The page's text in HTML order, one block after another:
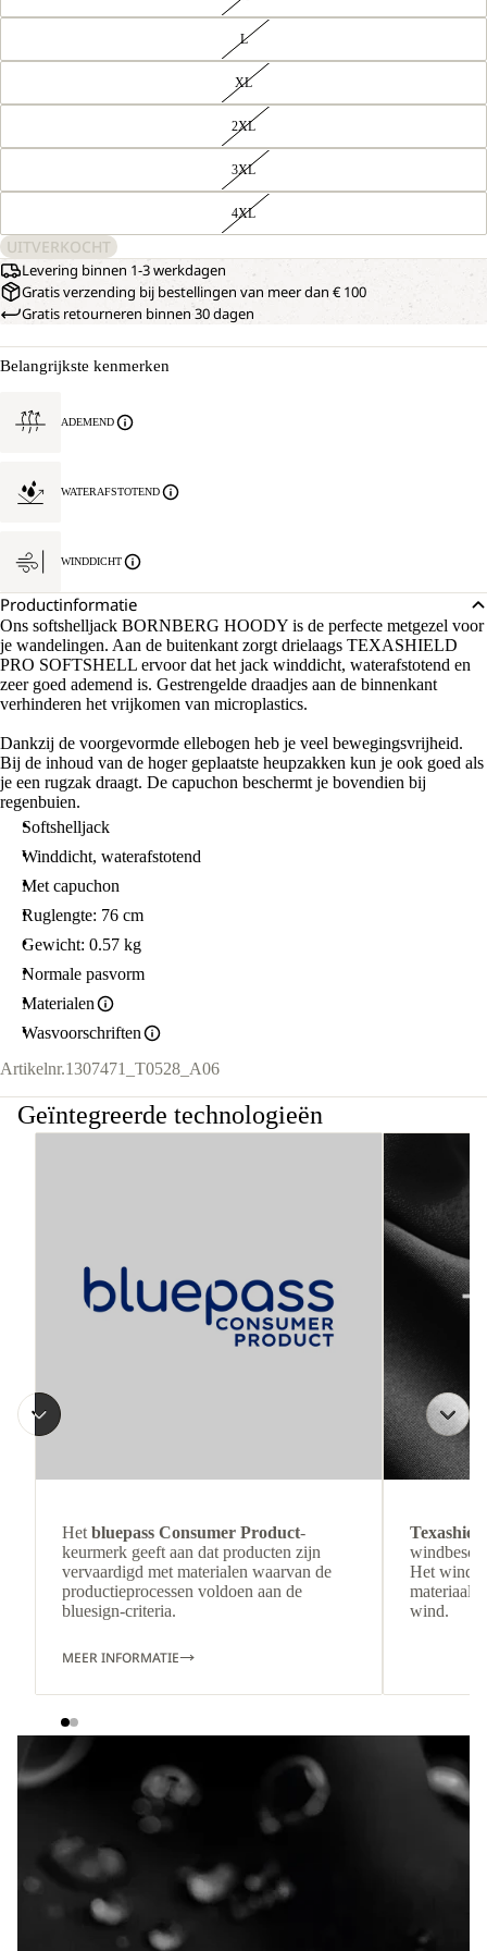
L
XL
2XL
3XL
4XL
UITVERKOCHT
Levering binnen 1-3 werkdagen
Gratis verzending bij bestellingen van meer dan € 100
Gratis retourneren binnen 30 dagen
Belangrijkste kenmerken
ADEMEND
WATERAFSTOTEND
WINDDICHT
Productinformatie
Ons softshelljack BORNBERG HOODY is de perfecte metgezel voor
je wandelingen. Aan de buitenkant zorgt drielaags TEXASHIELD
PRO SOFTSHELL ervoor dat het jack winddicht, waterafstotend en
zeer goed ademend is. Gestrengelde draadjes aan de binnenkant
verhinderen het vrijkomen van microplastics.
Dankzij de voorgevormde ellebogen heb je veel bewegingsvrijheid.
Bij de inhoud van de hoger geplaatste heupzakken kun je ook goed als
je een rugzak draagt. De capuchon beschermt je bovendien bij
regenbuien.
Softshelljack
Winddicht, waterafstotend
Met capuchon
Ruglengte: 76 cm
Gewicht: 0.57 kg
Normale pasvorm
Materialen
Wasvoorschriften
Artikelnr.1307471_T0528_A06
Geïntegreerde technologieën
Het bluepass Consumer Product-
keurmerk geeft aan dat producten zijn
vervaardigd met materialen waarvan de
productieprocessen voldoen aan de
bluesign-criteria.
MEER INFORMATIE
Het
materiaal
wind.